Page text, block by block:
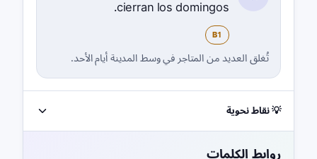
cierran los domingos.
B1
تُغلق العديد من المتاجر في وسط المدينة أيام الأحد.
💡 نقاط نحوية